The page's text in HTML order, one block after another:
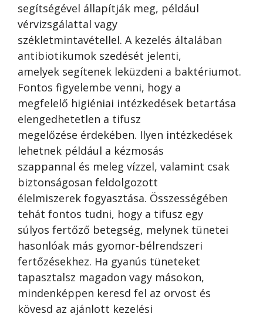
segítségével állapítják meg, például
vérvizsgálattal vagy
székletmintavétellel. A kezelés általában
antibiotikumok szedését jelenti,
amelyek segítenek leküzdeni a baktériumot.
Fontos figyelembe venni, hogy a
megfelelő higiéniai intézkedések betartása
elengedhetetlen a tifusz
megelőzése érdekében. Ilyen intézkedések
lehetnek például a kézmosás
szappannal és meleg vízzel, valamint csak
biztonságosan feldolgozott
élelmiszerek fogyasztása. Összességében
tehát fontos tudni, hogy a tifusz egy
súlyos fertőző betegség, melynek tünetei
hasonlóak más gyomor-bélrendszeri
fertőzésekhez. Ha gyanús tüneteket
tapasztalsz magadon vagy másokon,
mindenképpen keresd fel az orvost és
kövesd az ajánlott kezelési